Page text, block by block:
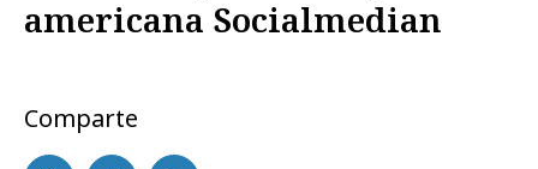
americana Socialmedian
Comparte